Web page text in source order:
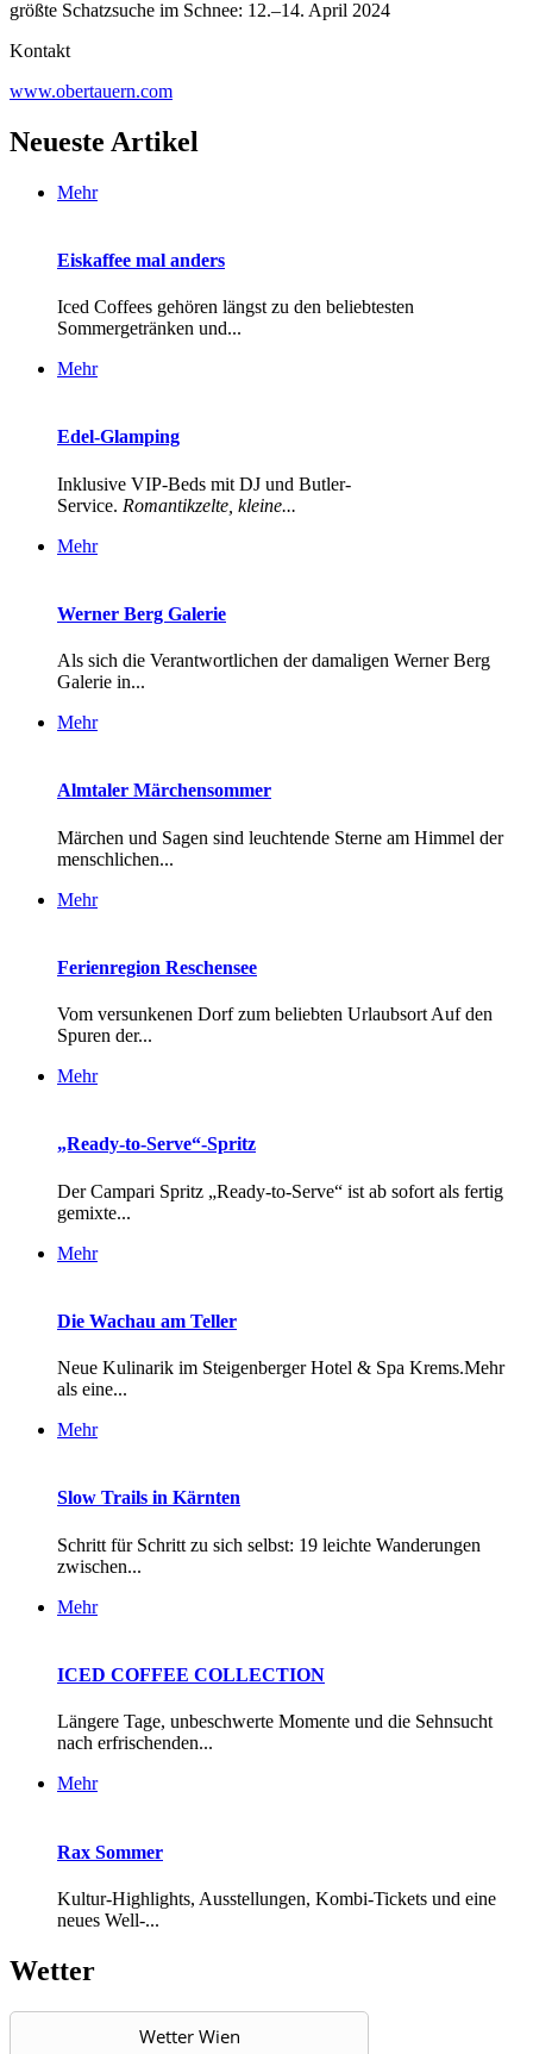
größte Schatzsuche im Schnee: 12.–14. April 2024
Kontakt
www.obertauern.com
Neueste Artikel
Mehr
Eiskaffee mal anders
Iced Coffees gehören längst zu den beliebtesten
Sommergetränken und...
Mehr
Edel-Glamping
Inklusive VIP-Beds mit DJ und Butler-
Service. Romantikzelte, kleine...
Mehr
Werner Berg Galerie
Als sich die Verantwortlichen der damaligen Werner Berg
Galerie in...
Mehr
Almtaler Märchensommer
Märchen und Sagen sind leuchtende Sterne am Himmel der
menschlichen...
Mehr
Ferienregion Reschensee
Vom versunkenen Dorf zum beliebten Urlaubsort Auf den
Spuren der...
Mehr
„Ready-to-Serve“-Spritz
Der Campari Spritz „Ready-to-Serve“ ist ab sofort als fertig
gemixte...
Mehr
Die Wachau am Teller
Neue Kulinarik im Steigenberger Hotel & Spa Krems.Mehr
als eine...
Mehr
Slow Trails in Kärnten
Schritt für Schritt zu sich selbst: 19 leichte Wanderungen
zwischen...
Mehr
ICED COFFEE COLLECTION
Längere Tage, unbeschwerte Momente und die Sehnsucht
nach erfrischenden...
Mehr
Rax Sommer
Kultur-Highlights, Ausstellungen, Kombi-Tickets und eine
neues Well-...
Wetter
Wetter Wien